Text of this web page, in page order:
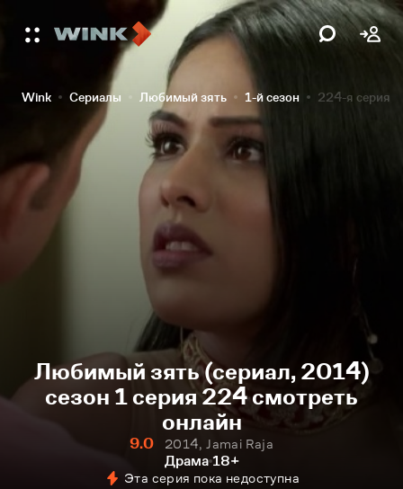
Wink Сериалы Любимый зять 1-й сезон 224-я серия
Любимый зять (сериал, 2014)
сезон 1 серия 224 смотреть
онлайн
9.0
2014, Jamai Raja
Драма 18+
Эта серия пока недоступна